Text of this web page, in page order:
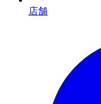
店舗